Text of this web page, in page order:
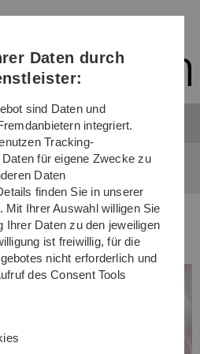
Direkt
Direkt
Direkt
(Sprache,
Drucken,
Media)
Direkt
Direkt
Daten durch
sind Daten und
integriert.
Tracking-
für eigene Zwecke zu
Daten
finden Sie in unserer
Mit Ihrer Auswahl willigen Sie
Ihrer Daten zu den jeweiligen
ist freiwillig, für die
nicht erforderlich und
des Consent Tools